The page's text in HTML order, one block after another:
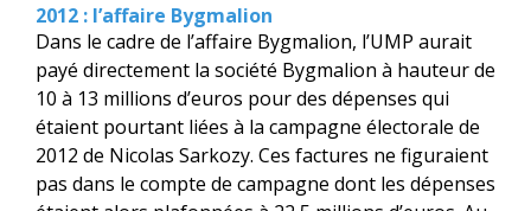
2012 : l’affaire Bygmalion
Dans le cadre de l’affaire Bygmalion, l’UMP aurait
payé directement la société Bygmalion à hauteur de
10 à 13 millions d’euros pour des dépenses qui
étaient pourtant liées à la campagne électorale de
2012 de Nicolas Sarkozy. Ces factures ne figuraient
pas dans le compte de campagne dont les dépenses